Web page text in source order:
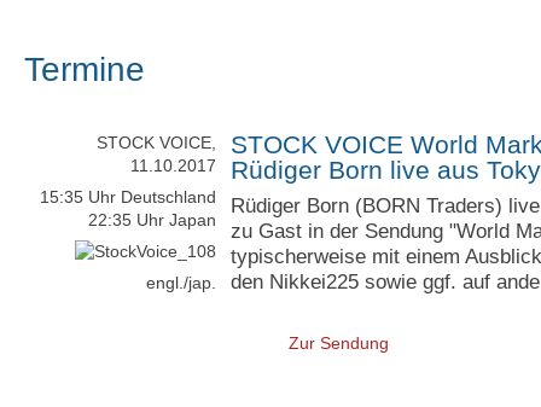
Termine
STOCK VOICE,
11.10.2017
15:35 Uhr Deutschland
22:35 Uhr Japan
engl./jap.
STOCK VOICE World
Rüdiger Born live aus
Rüdiger Born (BORN Traders)
zu Gast in der Sendung "World
typischerweise mit einem
den Nikkei225 sowie ggf. auf
Zur Sendung